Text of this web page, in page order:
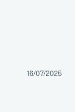
16/07/2025